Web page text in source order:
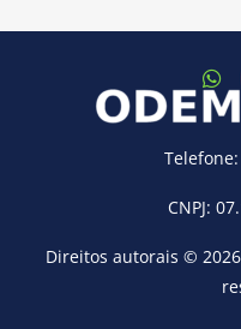
CNPJ:
Direitos autorais © 2026